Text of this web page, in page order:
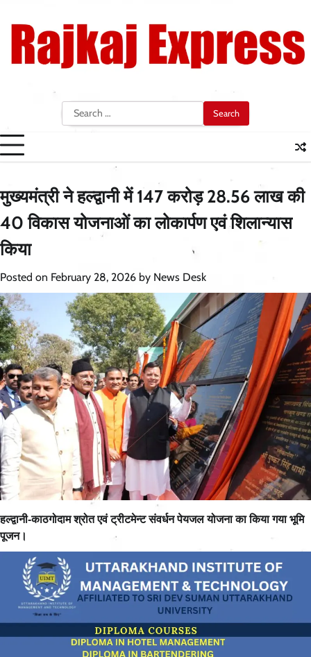
content
Search
for:
मुख्यमंत्री ने हल्द्वानी में 147 करोड़ 28.56 लाख की
40 विकास योजनाओं का लोकार्पण एवं शिलान्यास
किया
Posted on February 28, 2026 by News Desk
हल्द्वानी‑काठगोदाम श्रोत एवं ट्रीटमेन्ट संवर्धन पेयजल योजना का किया गया भूमि
पूजन।